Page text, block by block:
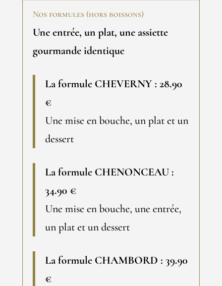
Nos formules (hors boissons)
Une entrée, un plat, une assiette
gourmande identique
La formule CHEVERNY : 28.90
€
Une mise en bouche, un plat et un
dessert
La formule CHENONCEAU :
34.90 €
Une mise en bouche, une entrée,
un plat et un dessert
La formule CHAMBORD : 39.90
€